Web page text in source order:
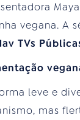
vegana. A
TVs
leve e
mas